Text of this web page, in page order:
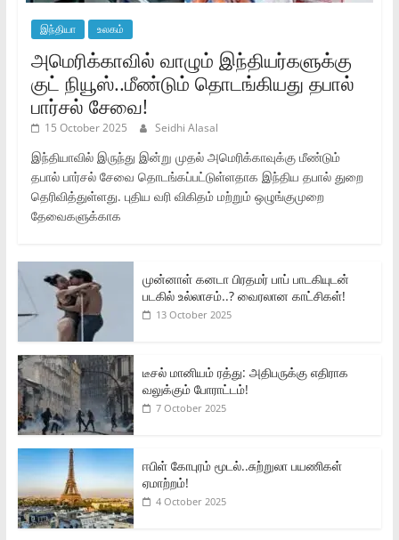
இந்தியா உலகம்
அமெரிக்காவில் வாழும் இந்தியர்களுக்கு
குட் நியூஸ்..மீண்டும் தொடங்கியது தபால்
பார்சல் சேவை!
15 October 2025 Seidhi Alasal
இந்தியாவில் இருந்து இன்று முதல் அமெரிக்காவுக்கு மீண்டும்
தபால் பார்சல் சேவை தொடங்கப்பட்டுள்ளதாக இந்திய தபால் துறை
தெரிவித்துள்ளது. புதிய வரி விகிதம் மற்றும் ஒழுங்குமுறை
தேவைகளுக்காக
முன்னாள் கனடா பிரதமர் பாப் பாடகியுடன்
படகில் உல்லாசம்..? வைரலான காட்சிகள்!
13 October 2025
டீசல் மானியம் ரத்து: அதிபருக்கு எதிராக
வலுக்கும் போராட்டம்!
7 October 2025
ஈபிள் கோபுரம் மூடல்..சுற்றுலா பயணிகள்
ஏமாற்றம்!
4 October 2025